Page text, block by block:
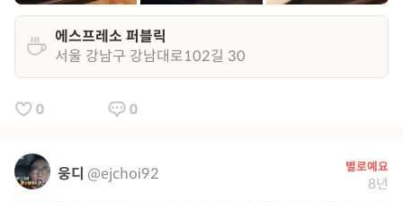
에스프레소 퍼블릭
서울 강남구 강남대로102길 30
0 0
웅디 @ejchoi92 별로예요
8년